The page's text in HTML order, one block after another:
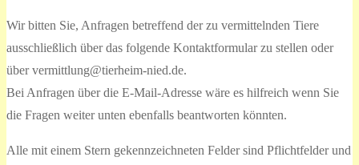
Wir bitten Sie, Anfragen betreffend der zu vermittelnden Tiere
ausschließlich über das folgende Kontaktformular zu stellen oder
über vermittlung@tierheim-nied.de.
Bei Anfragen über die E-Mail-Adresse wäre es hilfreich wenn Sie
die Fragen weiter unten ebenfalls beantworten könnten.
Alle mit einem Stern gekennzeichneten Felder sind Pflichtfelder und